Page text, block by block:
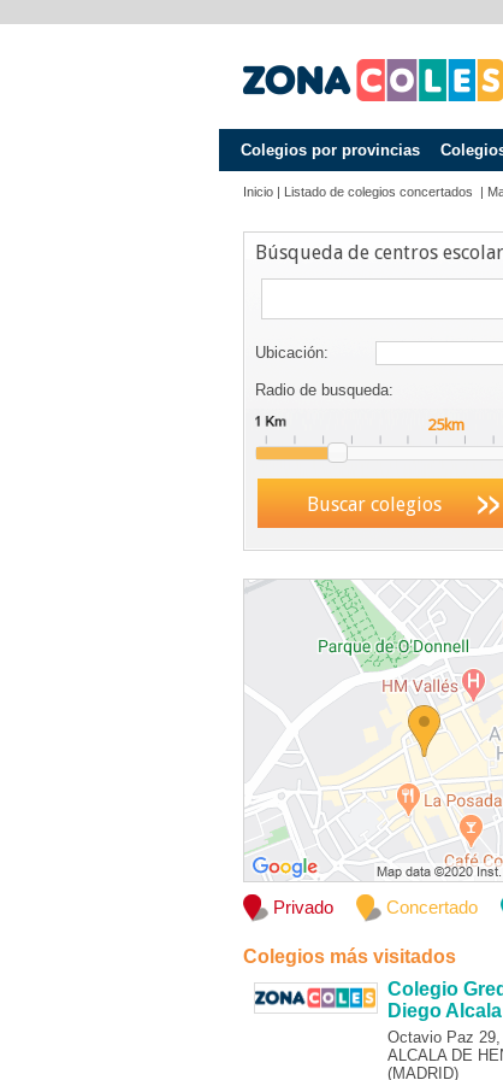
Colegios por provincias
Inicio | Listado de colegios concertados |
Búsqueda de centros
Ubicación:
Radio de busqueda:
Buscar colegios
Privado Concertado
Colegios más visitados
Colegio
Diego Alcala
Octavio Paz
ALCALA DE
(MADRID)